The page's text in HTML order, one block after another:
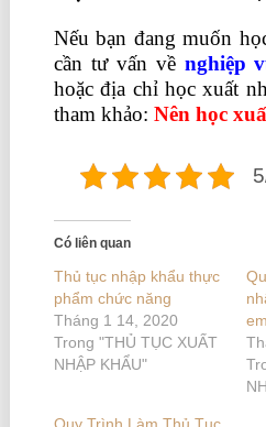
Nếu bạn đang muốn
cần tư vấn về nghiệp
hoặc địa chỉ học xuất
tham khảo: Nên học
Có liên quan
Thủ tục nhập khẩu thực
phẩm chức năng
Tháng 1 14, 2020
Trong "THỦ TỤC XUẤT
NHẬP KHẨU"
em
Quy Trình Làm Thủ Tục